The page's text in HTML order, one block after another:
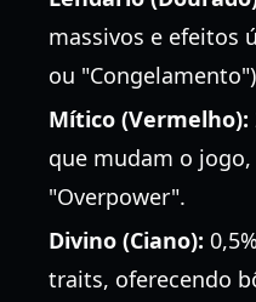
massivos e efeitos
ou
Mítico (Vermelho):
que mudam o
"Overpower".
Divino (Ciano):
traits, oferecendo